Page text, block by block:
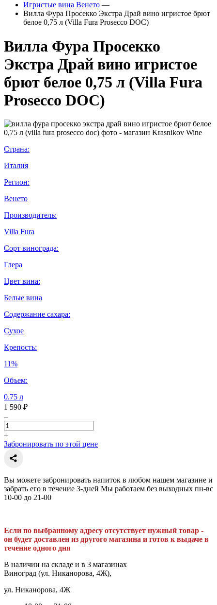
Игристые вина Венето —
Вилла Фура Просекко Экстра Драй вино игристое брют
белое 0,75 л (Villa Fura Prosecco DOC)
Вилла Фура Просекко
Экстра Драй вино игристое
брют белое 0,75 л (Villa Fura
Prosecco DOC)
Страна:
Италия
Регион:
Венето
Производитель:
Villa Fura
Сорт винограда:
Глера
Цвет вина:
Белые вина
Содержание сахара:
Сухое
Крепость:
11%
Объем:
0.75 л
1 590 ₽
–
+
Забронировать по этой цене
Вы можете забронировать напиток в любом нашем магазине и
забрать его в течение 3-дней Мы работаем без выходных пн-вс
10-00 до 21-00
Если по выбранному адресу отсутствует нужный товар -
он будет доставлен из другого магазина и готов к выдаче в
течение одного дня
В наличии на складе и в 3 магазинах
Виноград (ул. Никанорова, 4Ж),
ул. Никанорова, 4Ж